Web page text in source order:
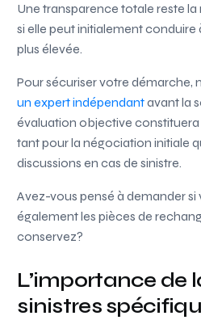
Une transparence totale reste
si elle peut initialement
plus élevée.
Pour sécuriser votre démarche,
un expert indépendantavant la
évaluation objective
tant pour la négociation initiale
discussions en cas de sinistre.
Avez-vous pensé à demander
également les pièces de
conservez?
L’importance de
sinistres